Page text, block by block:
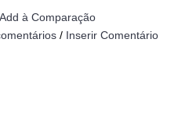
Add à Comparação
/ Inserir Comentário